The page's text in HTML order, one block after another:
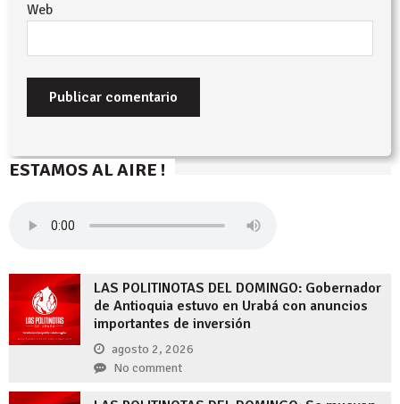
Web
ESTAMOS AL AIRE !
LAS POLITINOTAS DEL DOMINGO: Gobernador
de Antioquia estuvo en Urabá con anuncios
importantes de inversión
agosto 2, 2026
No comment